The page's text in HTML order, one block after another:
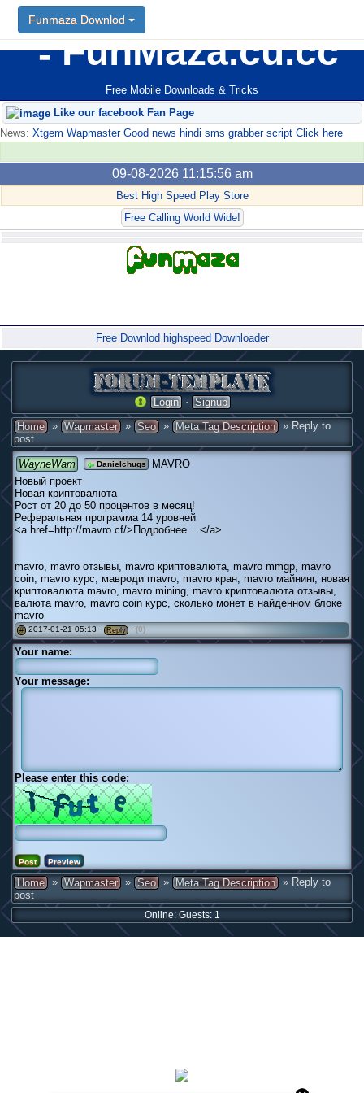
FunMaza.cu.cc
Free Mobile Downloads & Tricks
Funmaza Downlod
Like our facebook Fan Page
News: Xtgem Wapmaster Good news hindi sms grabber script Click here
09-08-2026 11:15:56 am
Best High Speed Play Store
Free Calling World Wide!
Free Downlod highspeed Downloader
Login · Signup
Home » Wapmaster » Seo » Meta Tag Description » Reply to
post
WayneWam Danielchugs
MAVRO
Новый проект
Новая криптовалюта
Рост от 20 до 50 процентов в месяц!
Реферальная программа 14 уровней
<a href=http://mavro.cf/>Подробнее....</a>
mavro, mavro отзывы, mavro криптовалюта, mavro mmgp, mavro
coin, mavro курс, мавроди mavro, mavro кран, mavro майнинг, новая
криптовалюта mavro, mavro mining, mavro криптовалюта отзывы,
валюта mavro, mavro coin курс, сколько монет в найденном блоке
mavro
# 2017-01-21 05:13 · Reply · (0)
Your name:
Your message:
Please enter this code:
Home » Wapmaster » Seo » Meta Tag Description » Reply to
post
Online: Guests: 1